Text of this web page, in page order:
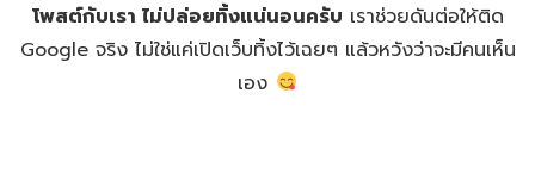
โพสต์กับเรา ไม่ปล่อยทิ้งแน่นอนครับ เราช่วยดันต่อให้ติด
Google จริง ไม่ใช่แค่เปิดเว็บทิ้งไว้เฉยๆ แล้วหวังว่าจะมีคนเห็น
เอง